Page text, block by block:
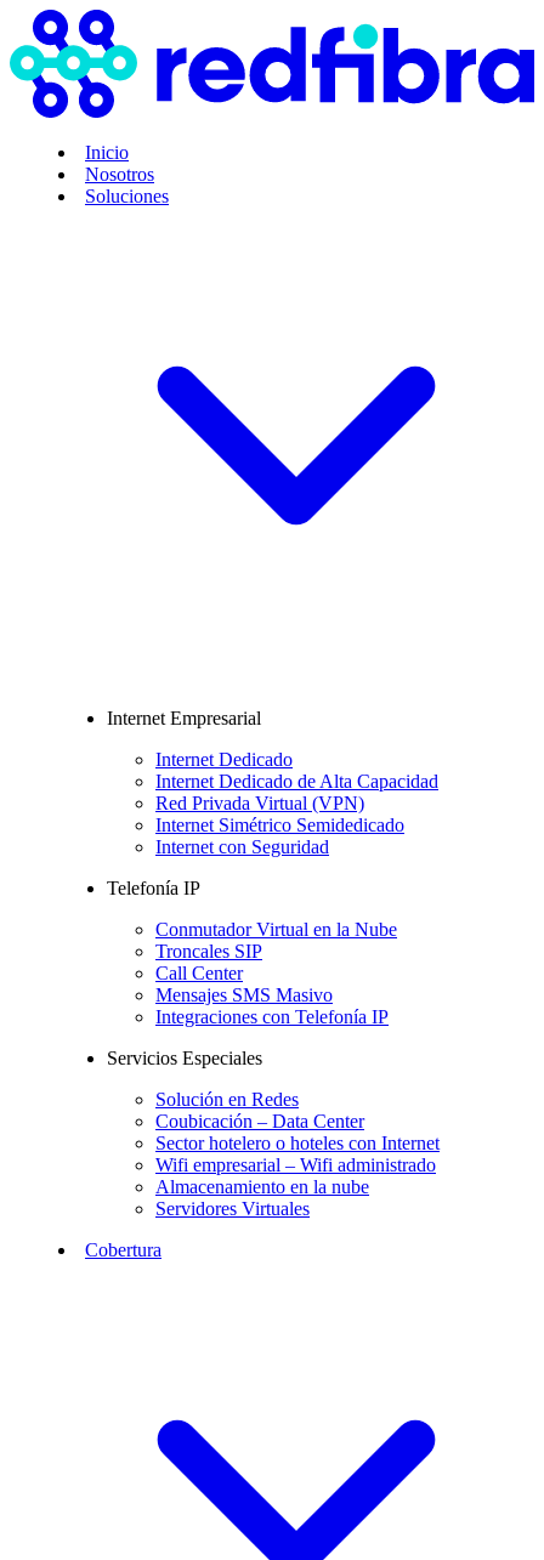
Inicio
Nosotros
Soluciones
Internet Empresarial
Internet Dedicado
Internet Dedicado de Alta Capacidad
Red Privada Virtual (VPN)
Internet Simétrico Semidedicado
Internet con Seguridad
Telefonía IP
Conmutador Virtual en la Nube
Troncales SIP
Call Center
Mensajes SMS Masivo
Integraciones con Telefonía IP
Servicios Especiales
Solución en Redes
Coubicación – Data Center
Sector hotelero o hoteles con Internet
Wifi empresarial – Wifi administrado
Almacenamiento en la nube
Servidores Virtuales
Cobertura